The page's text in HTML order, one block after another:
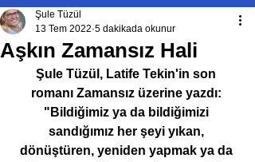
Aşkın Zamansız Hali
Şule Tüzül
13 Tem 2022 5 dakikada okunur
Şule Tüzül, Latife Tekin'in son
romanı Zamansız üzerine yazdı:
"Bildiğimiz ya da bildiğimizi
sandığımız her şeyi yıkan,
dönüştüren, yeniden yapmak ya da